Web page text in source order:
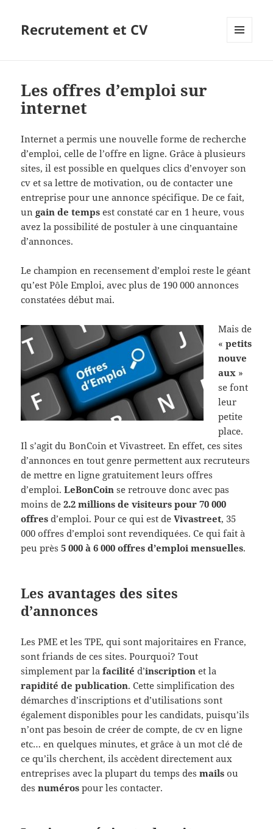
Recrutement et CV
Les offres d’emploi sur
internet
Internet a permis une nouvelle forme de recherche
d’emploi, celle de l’offre en ligne. Grâce à plusieurs
sites, il est possible en quelques clics d’envoyer son
cv et sa lettre de motivation, ou de contacter une
entreprise pour une annonce spécifique. De ce fait,
ungain de temps est constaté car en 1 heure, vous
avez la possibilité de postuler à une cinquantaine
d’annonces.
Le champion en recensement d’emploi reste le géant
qu’est Pôle Emploi, avec plus de 190 000 annonces
constatées début mai.
Mais de
«petits
nouve
aux »
se font
leur
petite
place.
Il s’agit du BonCoin et Vivastreet. En effet, ces sites
d’annonces en tout genre permettent aux recruteurs
de mettre en ligne gratuitement leurs offres
d’emploi.LeBonCoin se retrouve donc avec pas
moins de2.2 millions de visiteurs pour 70 000
offres d’emploi. Pour ce qui est deVivastreet, 35
000 offres d’emploi sont revendiquées. Ce qui fait à
peu près5 000 à 6 000 offres d’emploi mensuelles.
Les avantages des sites
d’annonces
Les PME et les TPE, qui sont majoritaires en France,
sont friands de ces sites. Pourquoi? Tout
simplement par lafacilité d’inscription et la
rapidité de publication. Cette simplification des
démarches d’inscriptions et d’utilisations sont
également disponibles pour les candidats, puisqu’ils
n’ont pas besoin de créer de compte, de cv en ligne
etc… en quelques minutes, et grâce à un mot clé de
ce qu’ils cherchent, ils accèdent directement aux
entreprises avec la plupart du temps desmails ou
desnuméros pour les contacter.